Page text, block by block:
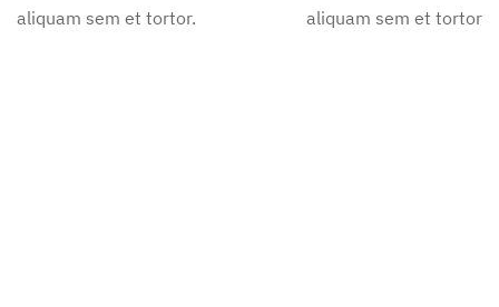
aliquam sem et tortor.
aliquam sem et tortor.